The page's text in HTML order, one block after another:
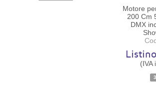
Motore
200 Cm
DMX
(IVA